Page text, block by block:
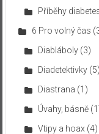
Příběhy
6 Pro volný čas
Diabláboly(3)
Diadetektivky(5)
Diastrana (1)
Úvahy, básně
Vtipy a hoax (4)